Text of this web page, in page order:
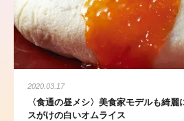
2020.03.17
〈食通の昼メシ〉美食家モデルも綺
スがけの白いオムライス